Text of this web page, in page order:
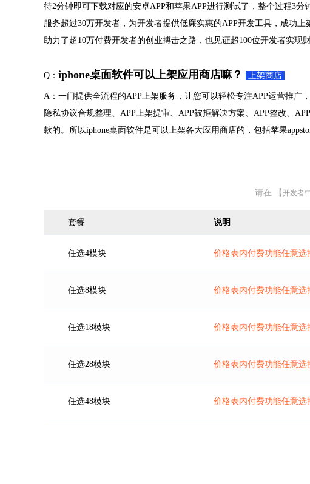
待2分钟即可下载对应的安卓APP和苹果APP进行测试了，整个过程3
服务超过30万开发者，为开发者提供低廉实惠的APP开发工具，成功
助力了超10万付费开发者的创业搏击之路，也见证超100位开发者实现财
Q： iphone桌面软件可以上架应用商店嘛？ 上架商店
A：一门提供全流程的APP上架服务，让您可以轻松专注APP运营推广
隐私协议合规整理、APP上架提审、APP被拒解决方案、APP整改、
款的。所以iphone桌面软件是可以上架各大应用商店的，包括苹果
请在 【 开发者
套餐 说明
任选4模块 价格表内付费功能任意选
任选8模块 价格表内付费功能任意选
任选18模块 价格表内付费功能任意选
任选28模块 价格表内付费功能任意选
任选48模块 价格表内付费功能任意选